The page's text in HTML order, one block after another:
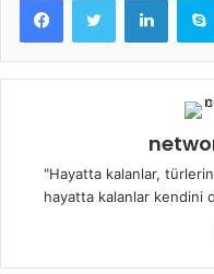
"Hayatta kalanlar,
hayatta kalanlar kendini